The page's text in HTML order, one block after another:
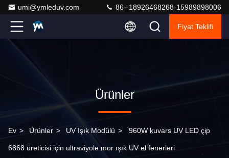
umi@ymleduv.com 86--18926468268-15989898006
Fiyat Teklifi
Ürünler
Ev > Ürünler > UV Işık Modülü > 960W kuvars UV LED çip
6868 üreticisi için ultraviyole mor ışık UV el fenerleri